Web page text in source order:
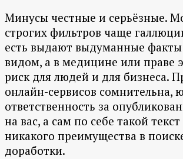
Минусы честные и серьёзные.
строгих фильтров чаще
есть выдают выдуманные
видом, а в медицине или праве
риск для людей и для бизнеса.
онлайн-сервисов сомнительна,
ответственность за
на вас, а сам по себе такой
никакого преимущества в
доработки.